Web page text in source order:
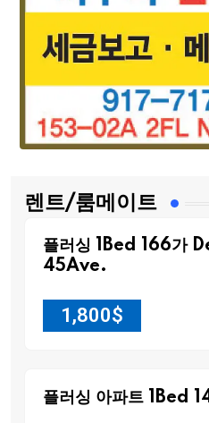
렌트/룸메이트
플러싱 1Bed 166가
45Ave.
1,800$
플러싱 아파트 1Bed